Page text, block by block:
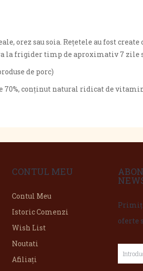
orez sau soia. Rețetele au fost
la frigider timp de aproximativ 7 zile
de porc)
70%, conținut natural ridicat de
CONTUL MEU
Contul Meu
Istoric Comenzi
Wish List
Noutati
Afiliaţi
oferte